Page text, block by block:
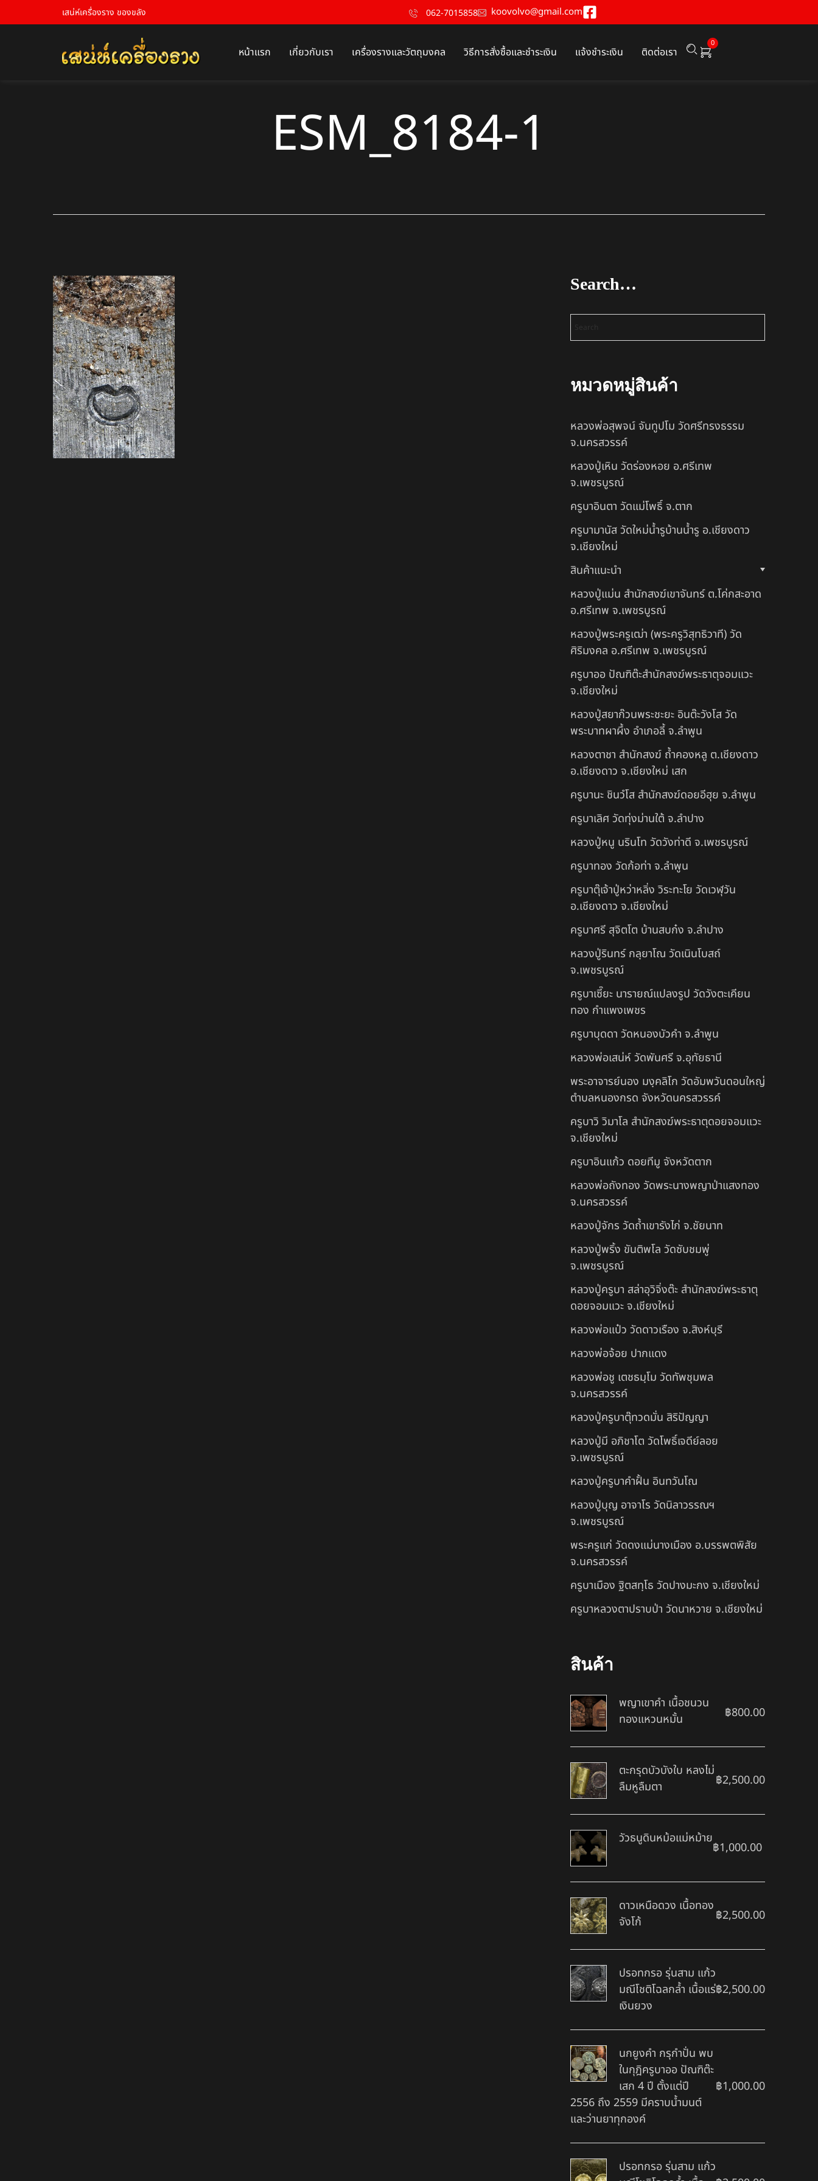
เสน่ห์เครื่องราง ของขลัง 062-7015858 koovolvo@gmail.com
หน้าแรก เกี่ยวกับเรา เครื่องรางและวัตถุมงคล วิธีการสั่งซื้อและชำระเงิน แจ้งชำระเงิน ติดต่อเรา
0
ESM_8184-1
Search…
หมวดหมู่สินค้า
หลวงพ่อสุพจน์ จันทูปโม วัดศรีทรงธรรม
จ.นครสวรรค์
หลวงปู่เหิน วัดร่องหอย อ.ศรีเทพ
จ.เพชรบูรณ์
ครูบาอินตา วัดแม่โพธิ์ จ.ตาก
ครูบามานัส วัดใหม่น้ำรูบ้านน้ำรู อ.เชียงดาว
จ.เชียงใหม่
สินค้าแนะนำ
หลวงปู่แม่น สำนักสงฆ์เขาจันทร์ ต.โค่กสะอาด
อ.ศรีเทพ จ.เพชรบูรณ์
หลวงปู่พระครูเฒ่า (พระครูวิสุทธิวาที) วัด
ศิริมงคล อ.ศรีเทพ จ.เพชรบูรณ์
ครูบาออ ปัณฑิต๊ะสำนักสงฆ์พระธาตุจอมแวะ
จ.เชียงใหม่
หลวงปู่สยาก๊วนพระชะยะ อินต๊ะวังโส วัด
พระบาทผาผึ้ง อำเภอลี้ จ.ลำพูน
หลวงตาชา สำนักสงฆ์ ถ้ำคองหลู ต.เชียงดาว
อ.เชียงดาว จ.เชียงใหม่ เสก
ครูบานะ ชินวํโส สำนักสงฆ์ดอยอีฮุย จ.ลำพูน
ครูบาเลิศ วัดทุ่งม่านใต้ จ.ลำปาง
หลวงปู่หนู นรินโท วัดวังท่าดี จ.เพชรบูรณ์
ครูบาทอง วัดก้อท่า จ.ลำพูน
ครูบาตุ๊เจ้าปู่หว่าหลิ่ง วิระทะโย วัดเวฬุวัน
อ.เชียงดาว จ.เชียงใหม่
ครูบาศรี สุจิตโต บ้านสบก๋ง จ.ลำปาง
หลวงปู่รินทร์ กลฺยาโณ วัดเนินโบสถ์
จ.เพชรบูรณ์
ครูบาเซี๊ยะ นารายณ์แปลงรูป วัดวังตะเคียน
ทอง กำแพงเพชร
ครูบาบุดดา วัดหนองบัวคํา จ.ลําพูน
หลวงพ่อเสน่ห์ วัดพันศรี จ.อุทัยธานี
พระอาจารย์นอง มงฺคลิโก วัดอัมพวันดอนใหญ่
ตำบลหนองกรด จังหวัดนครสวรรค์
ครูบาวิ วิมาโล สำนักสงฆ์พระธาตุดอยจอมแวะ
จ.เชียงใหม่
ครูบาอินแก้ว ดอยทีมู จังหวัดตาก
หลวงพ่อถังทอง วัดพระนางพญาป่าแสงทอง
จ.นครสวรรค์
หลวงปู่จักร วัดถ้ำเขารังไก่ จ.ชัยนาท
หลวงปู่พริ้ง ขันติพโล วัดซับชมพู่
จ.เพชรบูรณ์
หลวงปู่ครูบา สล่าอุวิจิ่งต๊ะ สำนักสงฆ์พระธาตุ
ดอยจอมแวะ จ.เชียงใหม่
หลวงพ่อแป๋ว วัดดาวเรือง จ.สิงห์บุรี
หลวงพ่อจ้อย ปากแดง
หลวงพ่อชู เตชธมฺโม วัดทัพชุมพล
จ.นครสวรรค์
หลวงปู่ครูบาตุ๊ทวดมั่น สิริปัญญา
หลวงปู่มี อภิชาโต วัดโพธิ์เจดีย์ลอย
จ.เพชรบูรณ์
หลวงปู่ครูบาคำฝั้น อินทวันโณ
หลวงปู่บุญ อาจาโร วัดนิลาวรรณฯ
จ.เพชรบูรณ์
พระครูแก่ วัดดงแม่นางเมือง อ.บรรพตพิสัย
จ.นครสวรรค์
ครูบาเมือง ฐิตสทฺโธ วัดปางมะกง จ.เชียงใหม่
ครูบาหลวงตาปราบป่า วัดนาหวาย จ.เชียงใหม่
สินค้า
พญาเขาคำ เนื้อชนวน
ทองแหวนหมั้น
฿800.00
ตะกรุดบัวบังใบ หลงไม่
ลืมหูลืมตา
฿2,500.00
วัวธนูดินหม้อแม่หม้าย
฿1,000.00
ดาวเหนือดวง เนื้อทอง
จังโก้
฿2,500.00
ปรอทกรอ รุ่นสาม แก้ว
มณีโชติโฉลกล้ำ เนื้อแร่
เงินยวง
฿2,500.00
นกยูงคำ กรุกำปั่น พบ
ในกุฎิครูบาออ ปัณฑิต๊ะ
เสก 4 ปี ตั้งแต่ปี
2556 ถึง 2559 มีคราบน้ำมนต์
และว่านยาทุกองค์
฿1,000.00
ปรอทกรอ รุ่นสาม แก้ว